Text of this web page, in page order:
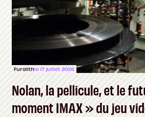
Furolithle 17 juillet 2026
Nolan, la pellicule, et le
moment IMAX » du jeu